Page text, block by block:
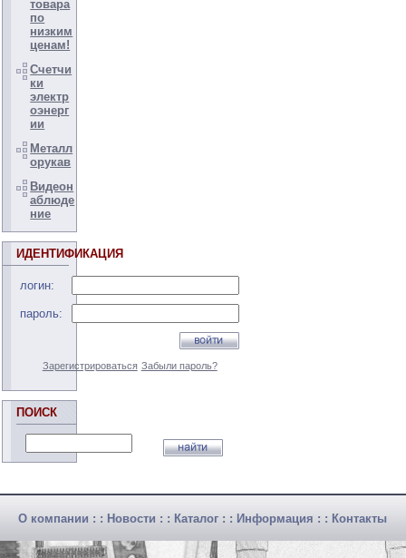
товара
по
низким
ценам!
Счетчи
ки
электр
оэнерг
ии
Металл
орукав
Видеон
аблюде
ние
ИДЕНТИФИКАЦИЯ
логин:
пароль:
Зарегистрироваться Забыли пароль?
ПОИСК
О компании : : Новости : : Каталог : : Информация : : Контакты